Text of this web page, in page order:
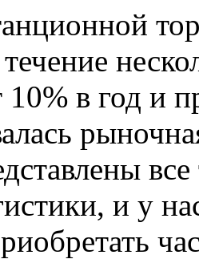
в год и
и у